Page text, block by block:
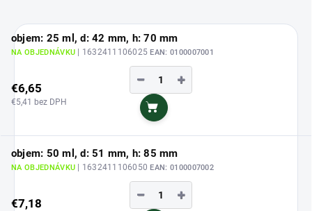
objem: 25 ml, d: 42 mm, h: 70 mm
NA OBJEDNÁVKU | 1632411106025EAN: 0100007001
€6,65
€5,41 bez DPH
+
−
Do košíka
objem: 50 ml, d: 51 mm, h: 85 mm
NA OBJEDNÁVKU | 1632411106050EAN: 0100007002
€7,18 +
−